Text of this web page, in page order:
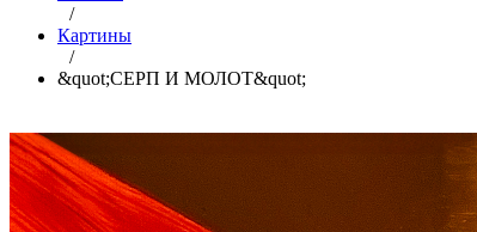
/
Картины
/
&quot;СЕРП И МОЛОТ&quot;